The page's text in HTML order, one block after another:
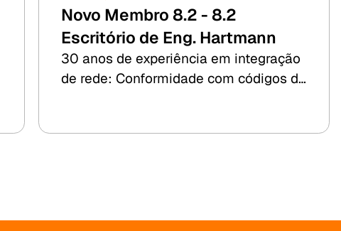
Novo Membro 8.2 - 8.2
Escritório de Eng. Hartmann
30 anos de experiência em integração
de rede: Conformidade com códigos de
fotovoltaica, BESS e hidrogênio.